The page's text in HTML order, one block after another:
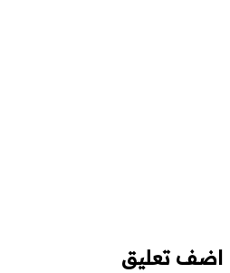
اضف تعليق